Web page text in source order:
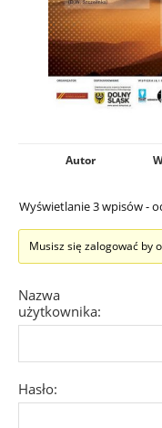
Autor
Wyświetlanie 3 wpisów -
Musisz się zalogować by
Nazwa
użytkownika:
Hasło: